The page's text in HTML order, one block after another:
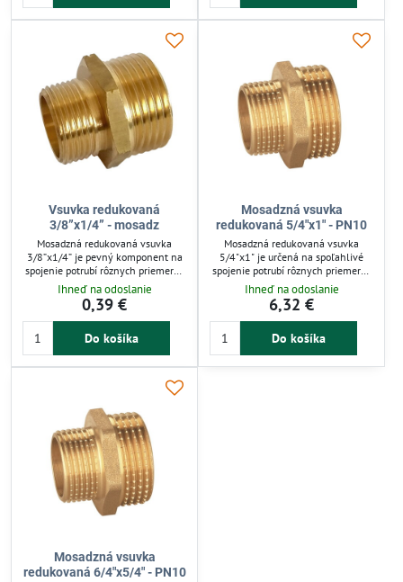
pre tlakové rozvody a záhradnú
montáž a údržbu systémov.
Vsuvka redukovaná
3/8”x1/4” - mosadz
Mosadzná redukovaná vsuvka
3/8”x1/4” je pevný komponent na
spojenie potrubí rôznych priemerov
v zavlažovacích a technických
systémoch. Odolná voči korózii a
vysokým teplotám, zabezpečuje
tesné a spoľahlivé spoje. Vhodná
pre vodu, vzduch, plyn aj oleje,
domové inštalácie.
Ihneď na odoslanie
0,39 €
Do košíka
Mosadzná vsuvka
redukovaná 5/4"x1" - PN10
Mosadzná redukovaná vsuvka
5/4"x1" je určená na spoľahlivé
spojenie potrubí rôznych priemerov
v závlahových a technických
systémoch. Vďaka pevnej mosadzi
odoláva korózii a vysokému tlaku
do 16 bar. Vhodná pre vodu, vzduch,
plyn či oleje, zabezpečuje tesné a
montážou.
Ihneď na odoslanie
6,32 €
Do košíka
Mosadzná vsuvka
redukovaná 6/4"x5/4" - PN10